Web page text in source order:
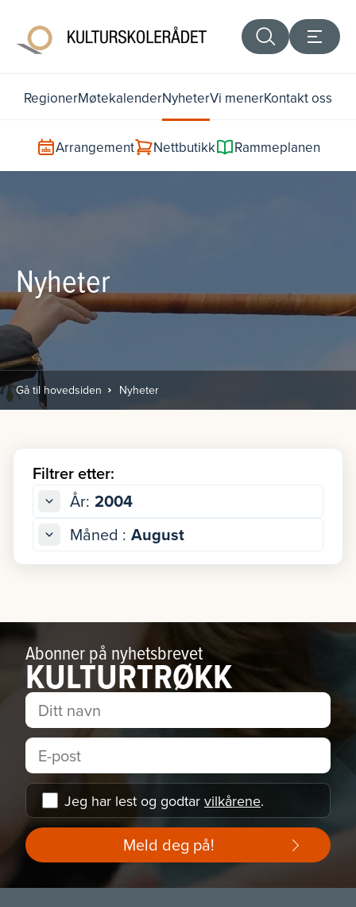
RegionerMøtekalenderNyheterVi menerKontakt oss
Arrangement Nettbutikk Rammeplanen
Nyheter
Gå til hovedsiden Nyheter
Filtrer etter:
År: 2004
Måned : August
Abonner på nyhetsbrevet
KULTURTRØKK
Jeg har lest og godtar vilkårene.
Meld deg på!